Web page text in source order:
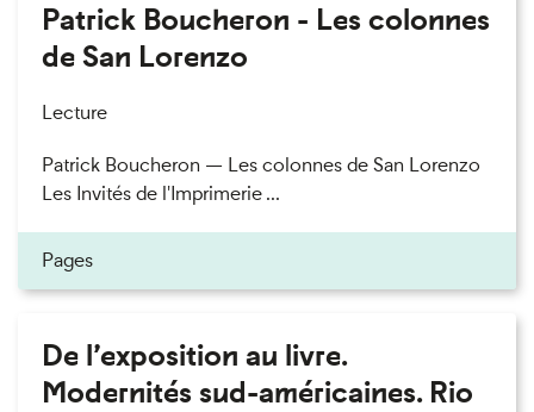
Patrick Boucheron - Les colonnes
de San Lorenzo
Lecture
Patrick Boucheron — Les colonnes de San Lorenzo
Les Invités de l'Imprimerie ...
Pages
De l’exposition au livre.
Modernités sud-américaines. Rio